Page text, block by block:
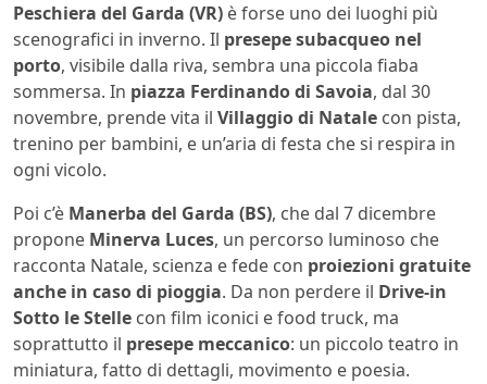
Peschiera del Garda (VR) è forse uno dei luoghi più
scenografici in inverno. Il presepe subacqueo nel
porto, visibile dalla riva, sembra una piccola fiaba
sommersa. In piazza Ferdinando di Savoia, dal 30
novembre, prende vita il Villaggio di Natale con pista,
trenino per bambini, e un’aria di festa che si respira in
ogni vicolo.
Poi c’è Manerba del Garda (BS), che dal 7 dicembre
propone Minerva Luces, un percorso luminoso che
racconta Natale, scienza e fede con proiezioni gratuite
anche in caso di pioggia. Da non perdere il Drive-in
Sotto le Stelle con film iconici e food truck, ma
soprattutto il presepe meccanico: un piccolo teatro in
miniatura, fatto di dettagli, movimento e poesia.